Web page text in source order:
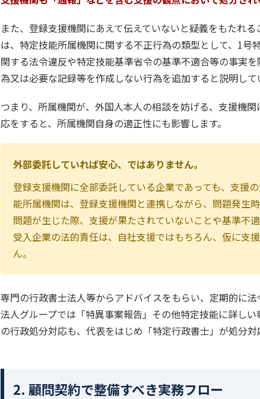
また、登録支援機関にあえて伝えていないと疑義をもたれ
は、特定技能所属機関に関する不正行為の類型として、1
関する法令違反や特定技能基準省令の基準不適合等の事実
為又は必要な記録等を作成しない行為を追加すると説明して
つまり、所属機関が、外国人本人の相談を妨げる、支援機
応をすると、所属機関自身の適正性にも影響します。
外部委託していれば安心、ではありません。
登録支援機関に全部委託している企業であっても、支援
能所属機関は、登録支援機関と連携しながら、問題発生
問題が生じた際、支援が果たされていないことや基準不
受入企業の法的責任は、自社支援ではもちろん、仮に支
ん。
専門の行政書士法人等からアドバイスをもらい、定期的に
法人グループでは「特異事案報告」その他特定技能に詳し
の行政処分対応も、代表をはじめ「特定行政書士」が処分
2. 顧問契約で整備すべき実務フロー